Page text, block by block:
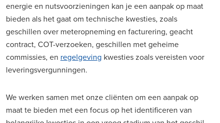
energie en nutsvoorzieningen kan je een aanpak op maat
bieden als het gaat om technische kwesties, zoals
geschillen over meteropneming en facturering, geacht
contract, COT-verzoeken, geschillen met geheime
commissies, en regelgeving kwesties zoals vereisten voor
leveringsvergunningen.
We werken samen met onze cliënten om een aanpak op
maat te bieden met een focus op het identificeren van